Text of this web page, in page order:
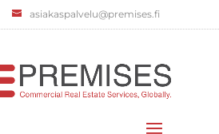
asiakaspalvelu@premises.fi